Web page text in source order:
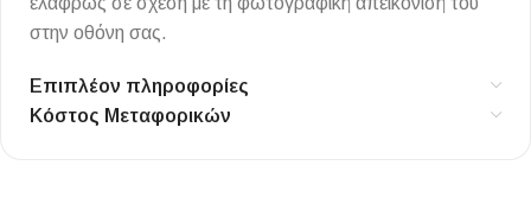
στην οθόνη σας.
Επιπλέον πληροφορίες
Κόστος Μεταφορικών